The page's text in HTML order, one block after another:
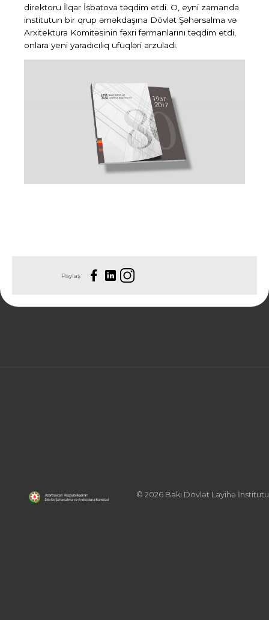
direktoru İlqar İsbatova təqdim etdi. O, eyni zamanda
institutun bir qrup əməkdaşına Dövlət Şəhərsalma və
Arxitektura Komitəsinin fəxri fərmanlarını təqdim etdi,
onlara yeni yaradıcılıq üfüqləri arzuladı.
Paylaş
© 2026 Bakı Dövlət Layihə İnstitutu